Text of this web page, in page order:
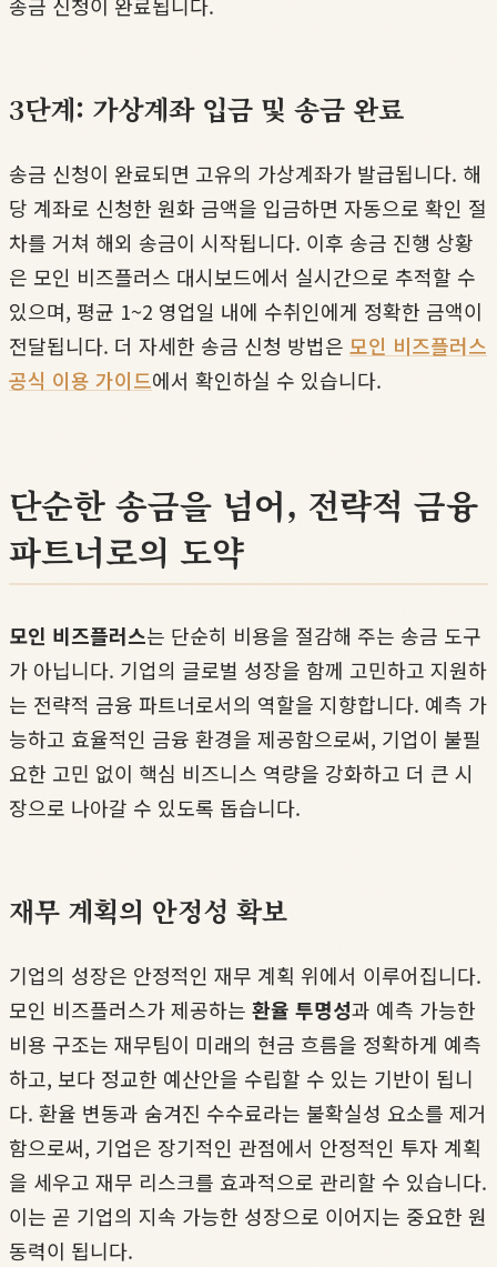
3단계: 가상계좌 입금 및 송금 완료
송금 신청이 완료되면 고유의 가상계좌가 발급됩니다. 해
당 계좌로 신청한 원화 금액을 입금하면 자동으로 확인 절
차를 거쳐 해외 송금이 시작됩니다. 이후 송금 진행 상황
은 모인 비즈플러스 대시보드에서 실시간으로 추적할 수
있으며, 평균 1~2 영업일 내에 수취인에게 정확한 금액이
전달됩니다. 더 자세한 송금 신청 방법은 모인 비즈플러스
공식 이용 가이드에서 확인하실 수 있습니다.
단순한 송금을 넘어, 전략적 금융
파트너로의 도약
모인 비즈플러스는 단순히 비용을 절감해 주는 송금 도구
가 아닙니다. 기업의 글로벌 성장을 함께 고민하고 지원하
는 전략적 금융 파트너로서의 역할을 지향합니다. 예측 가
능하고 효율적인 금융 환경을 제공함으로써, 기업이 불필
요한 고민 없이 핵심 비즈니스 역량을 강화하고 더 큰 시
장으로 나아갈 수 있도록 돕습니다.
재무 계획의 안정성 확보
기업의 성장은 안정적인 재무 계획 위에서 이루어집니다.
모인 비즈플러스가 제공하는 환율 투명성과 예측 가능한
비용 구조는 재무팀이 미래의 현금 흐름을 정확하게 예측
하고, 보다 정교한 예산안을 수립할 수 있는 기반이 됩니
다. 환율 변동과 숨겨진 수수료라는 불확실성 요소를 제거
함으로써, 기업은 장기적인 관점에서 안정적인 투자 계획
을 세우고 재무 리스크를 효과적으로 관리할 수 있습니다.
이는 곧 기업의 지속 가능한 성장으로 이어지는 중요한 원
동력이 됩니다.